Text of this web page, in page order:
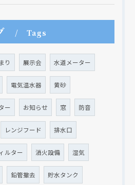
Tags
り 展示会 水道メーター
電気温水器 黄砂
ー お知らせ 窓 防音
レンジフード 排水口
ルター 消火設備 湿気
鉛管撤去 貯水タンク